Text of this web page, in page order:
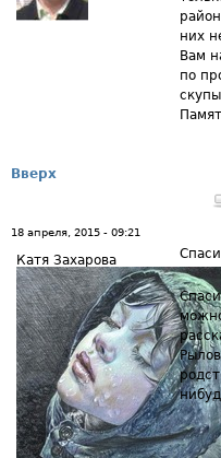
них
Вам
по
Вверх
18 апреля, 2015 - 09:21
Катя Захарова